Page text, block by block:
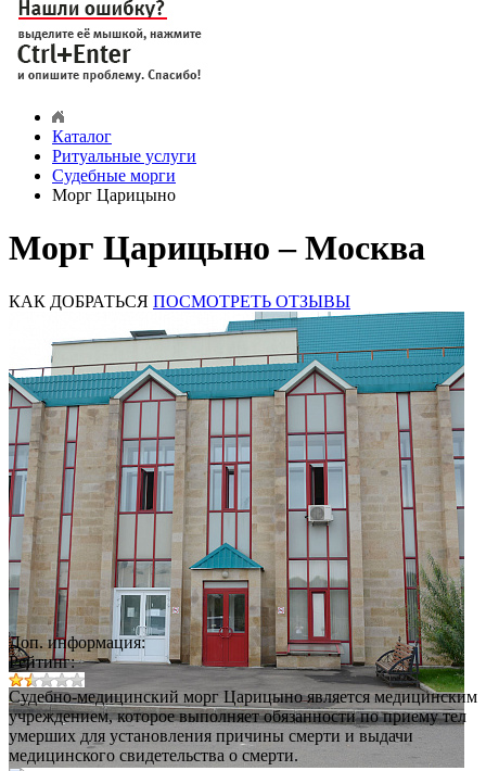
Каталог
Ритуальные услуги
Судебные морги
Морг Царицыно
Морг Царицыно – Москва
КАК ДОБРАТЬСЯ ПОСМОТРЕТЬ ОТЗЫВЫ
Доп. информация:
Рейтинг:
Судебно-медицинский морг Царицыно является медицинским
учреждением, которое выполняет обязанности по приему тел
умерших для установления причины смерти и выдачи
медицинского свидетельства о смерти.